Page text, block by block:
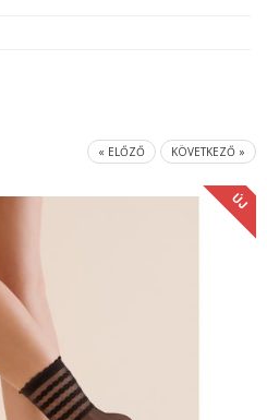
« ELŐZŐ KÖVETKEZŐ »
ÚJ